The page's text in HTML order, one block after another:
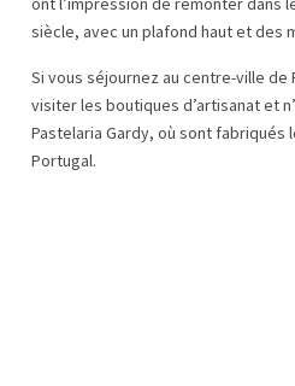
siècle, avec un plafond haut et des
Si vous séjournez au centre-ville
visiter les boutiques d’artisanat et
Pastelaria Gardy, où sont fabriqués
Portugal.